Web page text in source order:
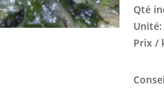
Qté
Unité:
Prix /